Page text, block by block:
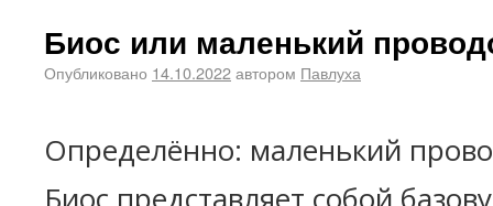
Биос или маленький
Опубликовано 14.10.2022автором Павлуха
Определённо: маленький